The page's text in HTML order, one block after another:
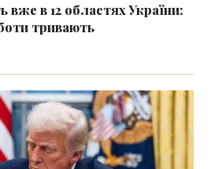
вже в 12 областях України:
тривають